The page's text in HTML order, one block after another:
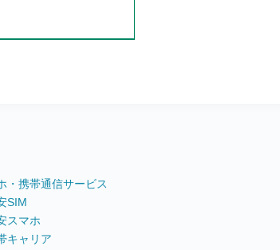
・携帯通信サービス
SIM
スマホ
キャリア